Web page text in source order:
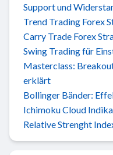
Support und
Trend Trading Forex
Carry Trade Forex
Swing Trading für
Masterclass:
erklärt
Bollinger Bänder:
Ichimoku Cloud
Relative Strenght